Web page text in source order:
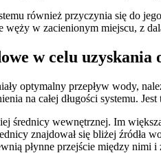
również przyczynia się do
w zacienionym miejscu, z
w celu
optymalny przepływ wody,
na całej długości systemu.
średnicy wewnętrznej. Im
znajdował się bliżej źródła
płynne przejście między nimi